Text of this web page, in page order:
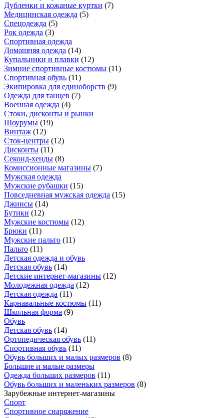
Дубленки и кожаные куртки (7)
Медицинская одежда (5)
Спецодежда (5)
Рок одежда (3)
Спортивная одежда
Домашняя одежда (14)
Купальники и плавки (12)
Зимние спортивные костюмы (11)
Спортивная обувь (11)
Экипировка для единоборств (9)
Одежда для танцев (7)
Военная одежда (4)
Стоки, дисконты и рынки
Шоурумы (19)
Винтаж (12)
Сток-центры (12)
Дисконты (11)
Секонд-хенды (8)
Комиссионные магазины (7)
Мужская одежда
Мужские рубашки (15)
Повседневная мужская одежда (15)
Джинсы (14)
Бутики (12)
Мужские костюмы (12)
Брюки (11)
Мужские пальто (11)
Пальто (11)
Детская одежда и обувь
Детская обувь (14)
Детские интернет-магазины (12)
Молодежная одежда (12)
Детская одежда (11)
Карнавальные костюмы (11)
Школьная форма (9)
Обувь
Детская обувь (14)
Ортопедическая обувь (11)
Спортивная обувь (11)
Обувь больших и малых размеров (8)
Большие и малые размеры
Одежда больших размеров (11)
Обувь больших и маленьких размеров (8)
Зарубежные интернет-магазины
Спорт
Спортивное снаряжение